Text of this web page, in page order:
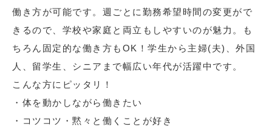
働き方が可能です。週ごとに勤務希望時間の変更がで
きるので、学校や家庭と両立もしやすいのが魅力。も
ちろん固定的な働き方もOK！学生から主婦(夫)、外国
人、留学生、シニアまで幅広い年代が活躍中です。
こんな方にピッタリ！
・体を動かしながら働きたい
・コツコツ・黙々と働くことが好き